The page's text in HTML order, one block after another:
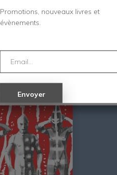
Promotions, nouveaux livres et
évènements.